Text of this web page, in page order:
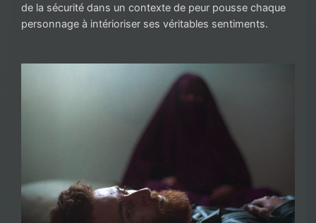
de la sécurité dans un contexte de peur pousse chaque
personnage à intérioriser ses véritables sentiments.